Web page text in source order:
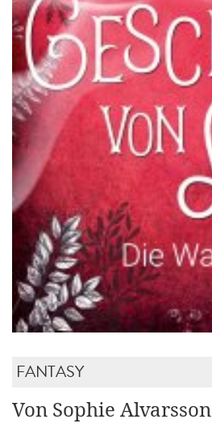
FANTASY
Von Sophie Alvarsson